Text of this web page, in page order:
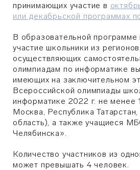
принимающих участие в
или декабрьской программах
В образовательной программе
участие школьники из
осуществляющих
олимпиадам по информатике
имеющих на заключительном
Всероссийской олимпиады
информатике 2022 г. не менее
Москва, Республика
область), а также учащиеся
Челябинска».
Количество участников из
может превышать 4 человек.